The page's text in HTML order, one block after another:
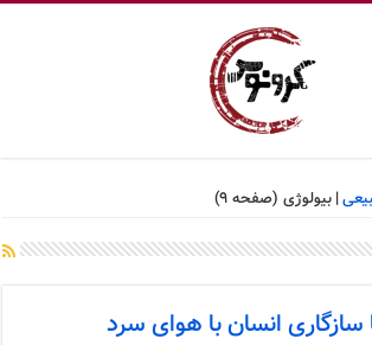
| بیولوژی (صفحه 9)
سازگاری انسان با هوای سرد